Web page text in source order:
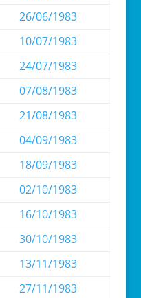
26/06/1983
10/07/1983
24/07/1983
07/08/1983
21/08/1983
04/09/1983
18/09/1983
02/10/1983
16/10/1983
30/10/1983
13/11/1983
27/11/1983